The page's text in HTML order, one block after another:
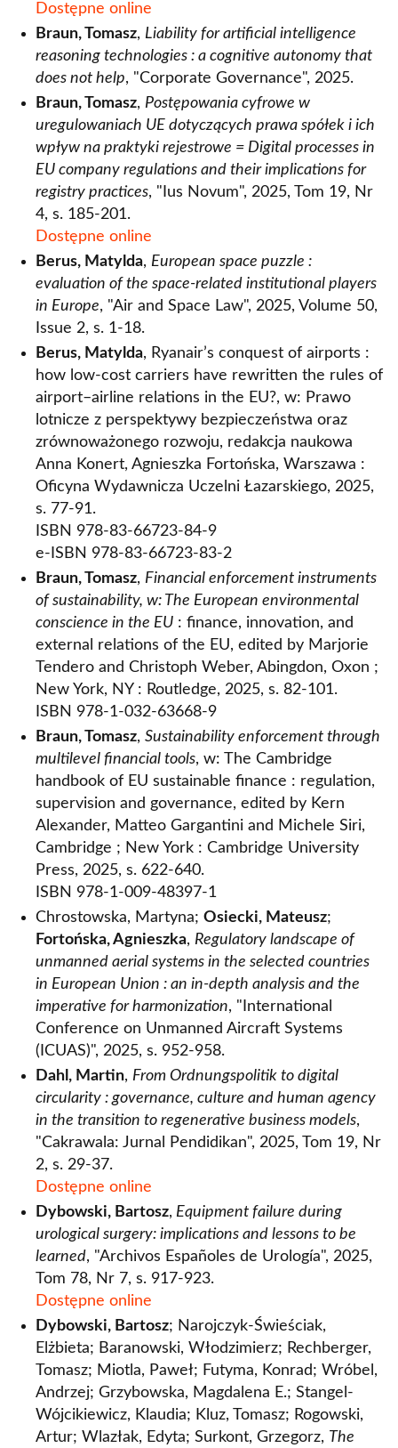
Dostępne online
Braun, Tomasz, Liability for artificial intelligence
reasoning technologies : a cognitive autonomy that
does not help, "Corporate Governance", 2025.
Braun, Tomasz, Postępowania cyfrowe w
uregulowaniach UE dotyczących prawa spółek i ich
wpływ na praktyki rejestrowe = Digital processes in
EU company regulations and their implications for
registry practices, "Ius Novum", 2025, Tom 19, Nr
4, s. 185-201.
Dostępne online
Berus, Matylda, European space puzzle :
evaluation of the space-related institutional players
in Europe, "Air and Space Law", 2025, Volume 50,
Issue 2, s. 1-18.
Berus, Matylda, Ryanair’s conquest of airports :
how low-cost carriers have rewritten the rules of
airport–airline relations in the EU?, w: Prawo
lotnicze z perspektywy bezpieczeństwa oraz
zrównoważonego rozwoju, redakcja naukowa
Anna Konert, Agnieszka Fortońska, Warszawa :
Oficyna Wydawnicza Uczelni Łazarskiego, 2025,
s. 77-91.
ISBN 978-83-66723-84-9
e-ISBN 978-83-66723-83-2
Braun, Tomasz, Financial enforcement instruments
of sustainability, w: The European environmental
conscience in the EU : finance, innovation, and
external relations of the EU, edited by Marjorie
Tendero and Christoph Weber, Abingdon, Oxon ;
New York, NY : Routledge, 2025, s. 82-101.
ISBN 978-1-032-63668-9
Braun, Tomasz, Sustainability enforcement through
multilevel financial tools, w: The Cambridge
handbook of EU sustainable finance : regulation,
supervision and governance, edited by Kern
Alexander, Matteo Gargantini and Michele Siri,
Cambridge ; New York : Cambridge University
Press, 2025, s. 622-640.
ISBN 978-1-009-48397-1
Chrostowska, Martyna; Osiecki, Mateusz;
Fortońska, Agnieszka, Regulatory landscape of
unmanned aerial systems in the selected countries
in European Union : an in-depth analysis and the
imperative for harmonization, "International
Conference on Unmanned Aircraft Systems
(ICUAS)", 2025, s. 952-958.
Dahl, Martin, From Ordnungspolitik to digital
circularity : governance, culture and human agency
in the transition to regenerative business models,
"Cakrawala: Jurnal Pendidikan", 2025, Tom 19, Nr
2, s. 29-37.
Dostępne online
Dybowski, Bartosz, Equipment failure during
urological surgery: implications and lessons to be
learned, "Archivos Españoles de Urología", 2025,
Tom 78, Nr 7, s. 917-923.
Dostępne online
Dybowski, Bartosz; Narojczyk-Świeściak,
Elżbieta; Baranowski, Włodzimierz; Rechberger,
Tomasz; Miotla, Paweł; Futyma, Konrad; Wróbel,
Andrzej; Grzybowska, Magdalena E.; Stangel-
Wójcikiewicz, Klaudia; Kluz, Tomasz; Rogowski,
Artur; Wlazłak, Edyta; Surkont, Grzegorz, The